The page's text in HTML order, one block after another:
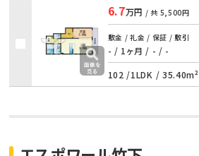
6.7万円 / 共 5,500円
敷金 / 礼金 / 保証 / 敷引
- / 1ヶ月 / - / -
102 /1LDK / 35.40m²